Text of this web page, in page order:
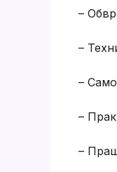
–
–
–
–
–